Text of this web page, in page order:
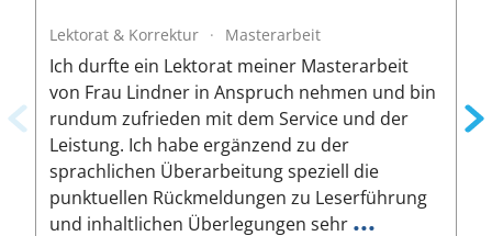
Lektorat & Korrektur · Masterarbeit
Ich durfte ein Lektorat meiner Masterarbeit
von Frau Lindner in Anspruch nehmen und bin
rundum zufrieden mit dem Service und der
Leistung. Ich habe ergänzend zu der
sprachlichen Überarbeitung speziell die
punktuellen Rückmeldungen zu Leserführung
und inhaltlichen Überlegungen sehr ...